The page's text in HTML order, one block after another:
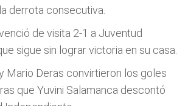
derrota consecutiva.
de visita 2-1 a Juventud
sigue sin lograr victoria en su casa.
Mario Deras convirtieron los goles
que Yuvini Salamanca descontó